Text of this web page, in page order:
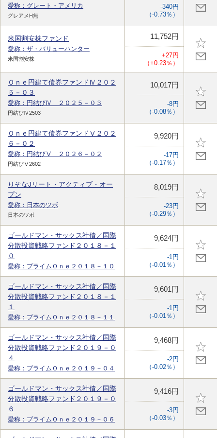
愛称：グレート・アメリカ
グレアメH無
-340円
（-0.73％）
米国割安株ファンド
愛称：ザ・バリューハンター
米国割安株
11,752円
+27円
（+0.23％）
Ｏｎｅ円建て債券ファンドⅣ２０２
５－０３
愛称：円結びⅣ ２０２５－０３
円結びⅣ2503
10,017円
-8円
（-0.08％）
Ｏｎｅ円建て債券ファンドⅤ２０２
６－０２
愛称：円結びⅤ ２０２６－０２
円結びⅤ2602
9,920円
-17円
（-0.17％）
りそなJリート・アクティブ・オー
プン
愛称：日本のツボ
日本のツボ
8,019円
-23円
（-0.29％）
ゴールドマン・サックス社債／国際
分散投資戦略ファンド２０１８－１
０
愛称：プライムＯｎｅ２０１８－１０
9,624円
-1円
（-0.01％）
ゴールドマン・サックス社債／国際
分散投資戦略ファンド２０１８－１
１
愛称：プライムＯｎｅ２０１８－１１
9,601円
-1円
（-0.01％）
ゴールドマン・サックス社債／国際
分散投資戦略ファンド２０１９－０
４
愛称：プライムＯｎｅ２０１９－０４
9,468円
-2円
（-0.02％）
ゴールドマン・サックス社債／国際
分散投資戦略ファンド２０１９－０
６
愛称：プライムＯｎｅ２０１９－０６
9,416円
-3円
（-0.03％）